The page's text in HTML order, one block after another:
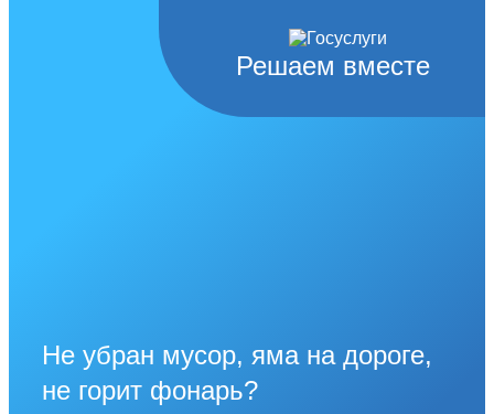
Решаем вместе
Не убран мусор, яма на дороге,
не горит фонарь?